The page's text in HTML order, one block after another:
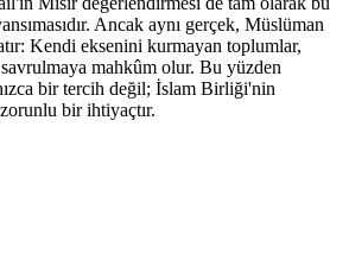
Ancak aynı gerçek, Müslüman
Kendi eksenini kurmayan toplumlar,
savrulmaya mahkûm olur. Bu yüzden
bir tercih değil; İslam Birliği'nin
bir ihtiyaçtır.